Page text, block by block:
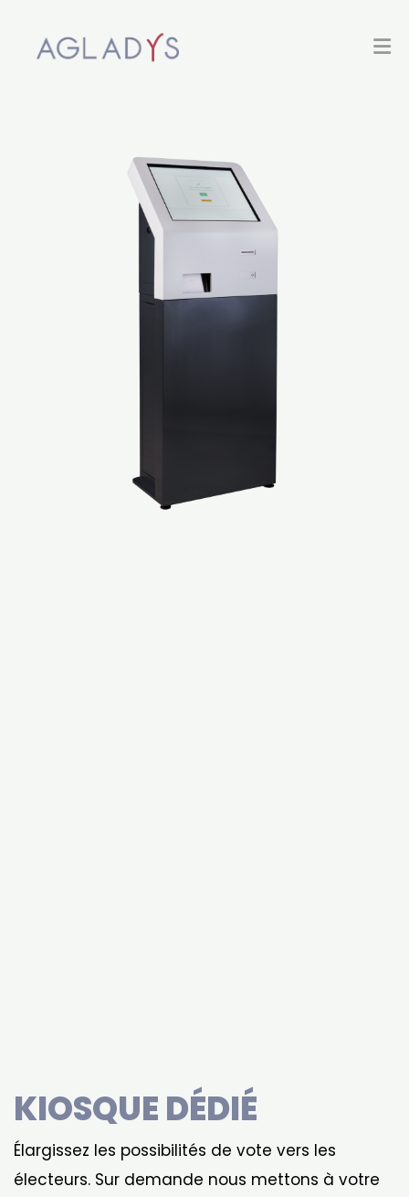
KIOSQUE DÉDIÉ
Élargissez les possibilités de vote vers les
électeurs. Sur demande nous mettons à votre